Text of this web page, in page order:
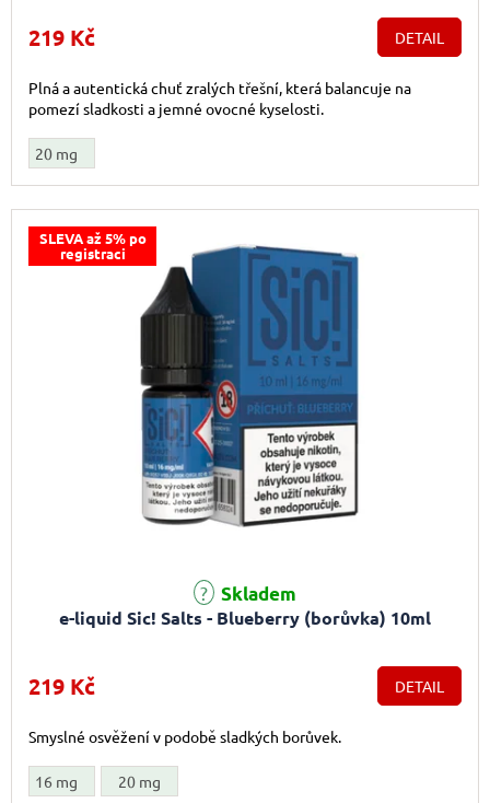
219 Kč DETAIL
Plná a autentická chuť zralých třešní, která balancuje na
pomezí sladkosti a jemné ovocné kyselosti.
20 mg
SLEVA až 5% po
registraci
e-liquid Sic! Salts - Blueberry (borůvka) 10ml
Průměrné hodnocení produktu je 3,7 z 5 hvězdiček.
Skladem
219 Kč DETAIL
Smyslné osvěžení v podobě sladkých borůvek.
16 mg 20 mg